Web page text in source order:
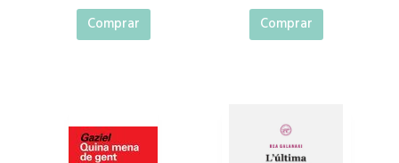
Comprar Comprar